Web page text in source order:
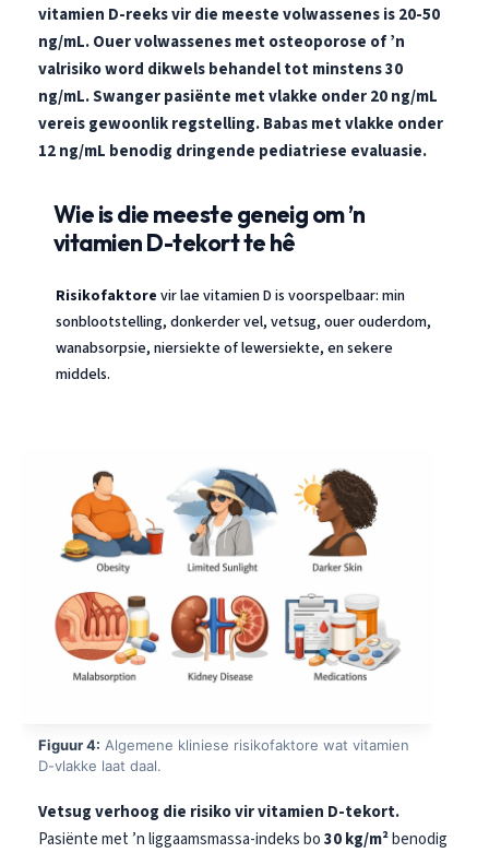
vitamien D-reeks vir die meeste volwassenes is 20-50
ng/mL.Ouer volwassenes met osteoporose of ’n
valrisiko word dikwels behandel tot minstens 30
ng/mL.Swanger pasiënte met vlakke onder 20 ng/mL
vereis gewoonlik regstelling.Babas met vlakke onder
12 ng/mL benodig dringende pediatriese evaluasie.
Wie is die meeste geneig om ’n
vitamien D-tekort te hê
Risikofaktore vir lae vitamien D is voorspelbaar: min
sonblootstelling, donkerder vel, vetsug, ouer ouderdom,
wanabsorpsie, niersiekte of lewersiekte, en sekere
middels.
Figuur 4: Algemene kliniese risikofaktore wat vitamien
D-vlakke laat daal.
Vetsug verhoog die risiko vir vitamien D-tekort.
Pasiënte met ’n liggaamsmassa-indeks bo30 kg/m²benodig